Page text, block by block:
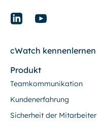
cWatch kennenlernen
Produkt
Teamkommunikation
Kundenerfahrung
Sicherheit der Mitarbeiter